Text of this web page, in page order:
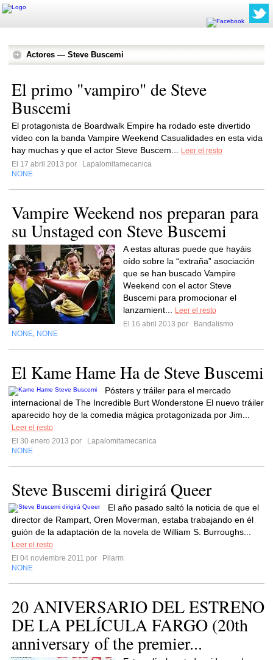
Actores — Steve Buscemi
El primo "vampiro" de Steve
Buscemi
El protagonista de Boardwalk Empire ha rodado este divertido
vídeo con la banda Vampire Weekend Casualidades en esta vida
hay muchas y que el actor Steve Buscem...
Leer el resto
El 17 abril 2013 por
Lapalomitamecanica
NONE
Vampire Weekend nos preparan para
su Unstaged con Steve Buscemi
A estas alturas puede que hayáis
oído sobre la “extraña” asociación
que se han buscado Vampire
Weekend con el actor Steve
Buscemi para promocionar el
lanzamient...
Leer el resto
El 16 abril 2013 por
Bandalismo
NONE NONE
El Kame Hame Ha de Steve Buscemi
Pósters y tráiler para el mercado
internacional de The Incredible Burt Wonderstone El nuevo tráiler
aparecido hoy de la comedia mágica protagonizada por Jim...
Leer el resto
El 30 enero 2013 por
Lapalomitamecanica
NONE
Steve Buscemi dirigirá Queer
El año pasado saltó la noticia de que el
director de Rampart, Oren Moverman, estaba trabajando en él
guión de la adaptación de la novela de William S. Burroughs...
Leer el resto
El 04 noviembre 2011 por
Pilarm
NONE
20 ANIVERSARIO DEL ESTRENO
DE LA PELÍCULA FARGO (20th
anniversary of the premier...